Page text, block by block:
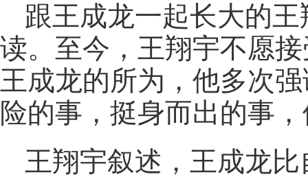
跟王成龙一起长大的
读。至今，王翔宇不愿
王成龙的所为，他多次
险的事，挺身而出的事
王翔宇叙述，王成龙